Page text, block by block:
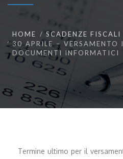
HOME
SCADENZE FISCALI
30 APRILE – VERSAMENTO
DOCUMENTI INFORMATICI
Termine ultimo per il